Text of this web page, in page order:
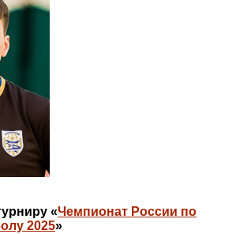
«Чемпионат России по
2025»